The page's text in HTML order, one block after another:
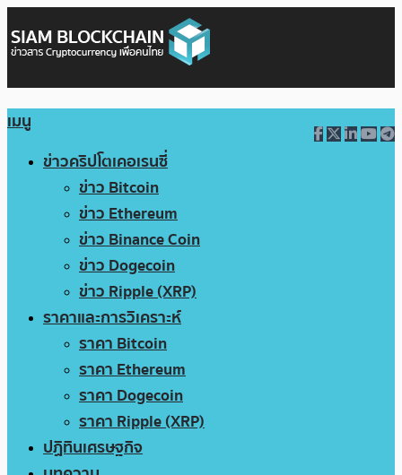
เมนู
ข่าวคริปโตเคอเรนซี่
ข่าว Bitcoin
ข่าว Ethereum
ข่าว Binance Coin
ข่าว Dogecoin
ข่าว Ripple (XRP)
ราคาและการวิเคราะห์
ราคา Bitcoin
ราคา Ethereum
ราคา Dogecoin
ราคา Ripple (XRP)
ปฏิทินเศรษฐกิจ